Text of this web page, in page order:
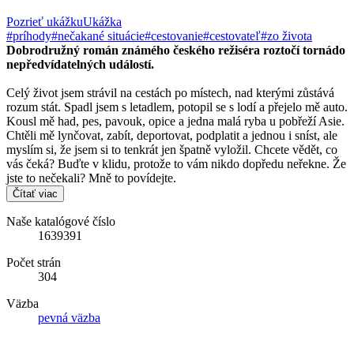
Pozrieť ukážkuUkážka
#príhody#nečakané situácie#cestovanie#cestovateľ#zo života
Dobrodružný román známého českého režiséra roztočí tornádo
nepředvídatelných událostí.
Celý život jsem strávil na cestách po místech, nad kterými zůstává
rozum stát. Spadl jsem s letadlem, potopil se s lodí a přejelo mě auto.
Kousl mě had, pes, pavouk, opice a jedna malá ryba u pobřeží Asie.
Chtěli mě lynčovat, zabít, deportovat, podplatit a jednou i sníst, ale
myslím si, že jsem si to tenkrát jen špatně vyložil. Chcete vědět, co
vás čeká? Buďte v klidu, protože to vám nikdo dopředu neřekne. Že
jste to nečekali? Mně to povídejte.
Čítať viac
Naše katalógové číslo
1639391
Počet strán
304
Väzba
pevná väzba